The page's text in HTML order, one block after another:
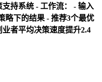
支持系统 - 工作流： - 输入
略下的结果 - 推荐3个最优
者平均决策速度提升2.4